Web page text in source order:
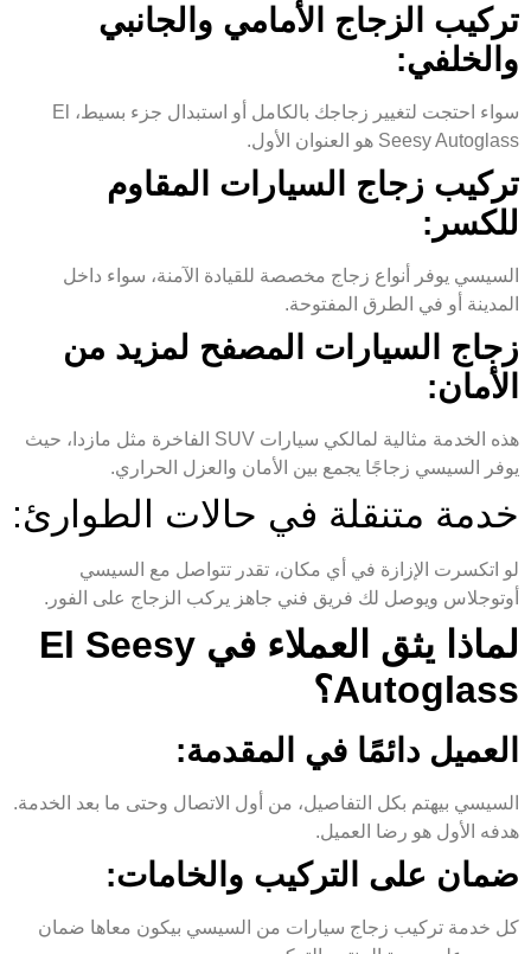
تركيب الزجاج الأمامي والجانبي
والخلفي:
سواء احتجت لتغيير زجاجك بالكامل أو استبدال جزء بسيط، El
Seesy Autoglass هو العنوان الأول.
تركيب زجاج السيارات المقاوم
للكسر:
السيسي يوفر أنواع زجاج مخصصة للقيادة الآمنة، سواء داخل
المدينة أو في الطرق المفتوحة.
زجاج السيارات المصفح لمزيد من
الأمان:
هذه الخدمة مثالية لمالكي سيارات SUV الفاخرة مثل مازدا، حيث
يوفر السيسي زجاجًا يجمع بين الأمان والعزل الحراري.
خدمة متنقلة في حالات الطوارئ:
لو اتكسرت الإزازة في أي مكان، تقدر تتواصل مع السيسي
أوتوجلاس ويوصل لك فريق فني جاهز يركب الزجاج على الفور.
لماذا يثق العملاء في El Seesy
Autoglass؟
العميل دائمًا في المقدمة:
السيسي بيهتم بكل التفاصيل، من أول الاتصال وحتى ما بعد الخدمة.
هدفه الأول هو رضا العميل.
ضمان على التركيب والخامات:
كل خدمة تركيب زجاج سيارات من السيسي بيكون معاها ضمان